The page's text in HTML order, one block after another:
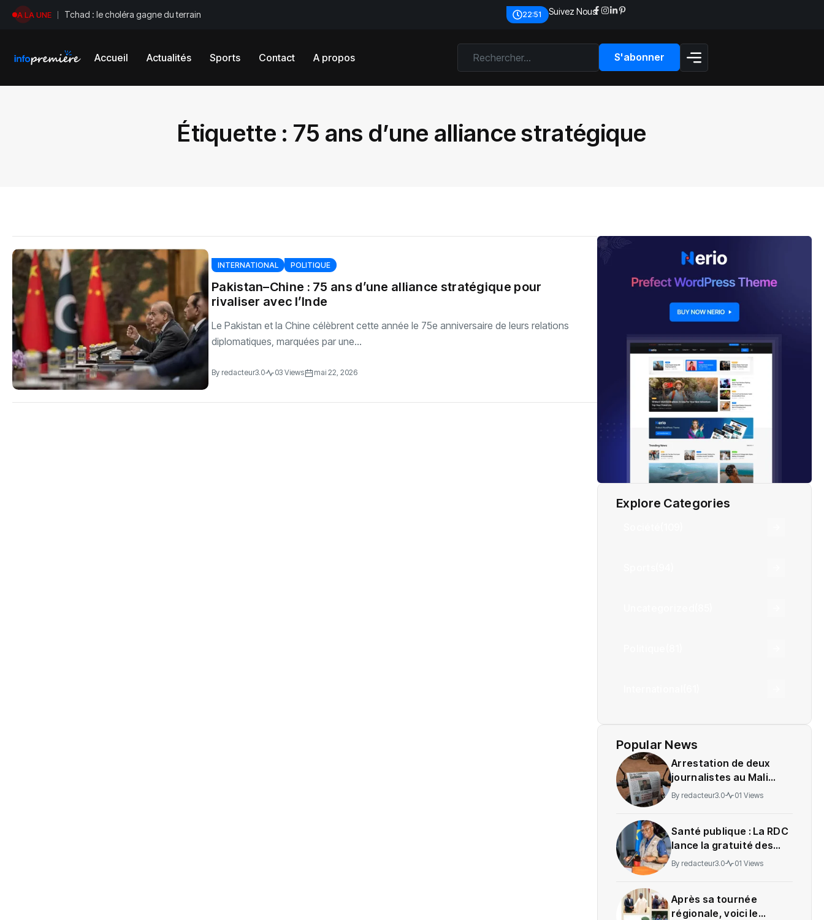
A LA UNE Tchad : le choléra gagne du terrain 22:51 Suivez Nous:
Accueil Actualités Sports Contact A propos S'abonner
Étiquette : 75 ans d’une alliance stratégique
INTERNATIONAL POLITIQUE
‎Pakistan–Chine : 75 ans d’une alliance stratégique pour
rivaliser avec l’Inde
‎Le Pakistan et la Chine célèbrent cette année le 75e anniversaire de leurs relations
diplomatiques, marquées par une...
By redacteur3.0 03 Views mai 22, 2026
Explore Categories
Popular News
Arrestation de deux
journalistes au Mali
provoque une
By redacteur3.0 01 Views
Santé publique : La RDC
lance la gratuité des
soins en Ituri
By redacteur3.0 01 Views
Après sa tournée
régionale, voici le